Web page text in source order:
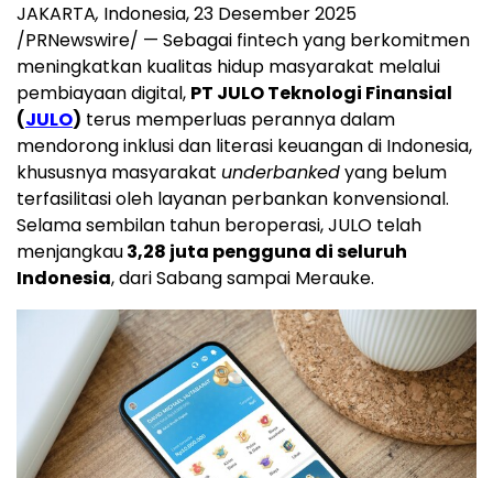
JAKARTA, Indonesia, 23 Desember 2025
/PRNewswire/ — Sebagai fintech yang berkomitmen
meningkatkan kualitas hidup masyarakat melalui
pembiayaan digital, PT JULO Teknologi Finansial
(JULO) terus memperluas perannya dalam
mendorong inklusi dan literasi keuangan di Indonesia,
khususnya masyarakat underbankedyang belum
terfasilitasi oleh layanan perbankan konvensional.
Selama sembilan tahun beroperasi, JULO telah
menjangkau3,28 juta pengguna di seluruh
Indonesia, dari Sabang sampai Merauke.